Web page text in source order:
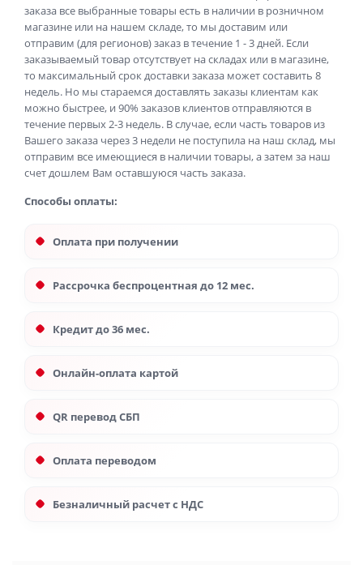
заказа все выбранные товары есть в наличии в розничном
магазине или на нашем складе, то мы доставим или
отправим (для регионов) заказ в течение 1 - 3 дней. Если
заказываемый товар отсутствует на складах или в магазине,
то максимальный срок доставки заказа может составить 8
недель. Но мы стараемся доставлять заказы клиентам как
можно быстрее, и 90% заказов клиентов отправляются в
течение первых 2-3 недель. В случае, если часть товаров из
Вашего заказа через 3 недели не поступила на наш склад, мы
отправим все имеющиеся в наличии товары, а затем за наш
счет дошлем Вам оставшуюся часть заказа.
Способы оплаты:
Оплата при получении
Рассрочка беспроцентная до 12 мес.
Кредит до 36 мес.
Онлайн-оплата картой
QR перевод СБП
Оплата переводом
Безналичный расчет с НДС